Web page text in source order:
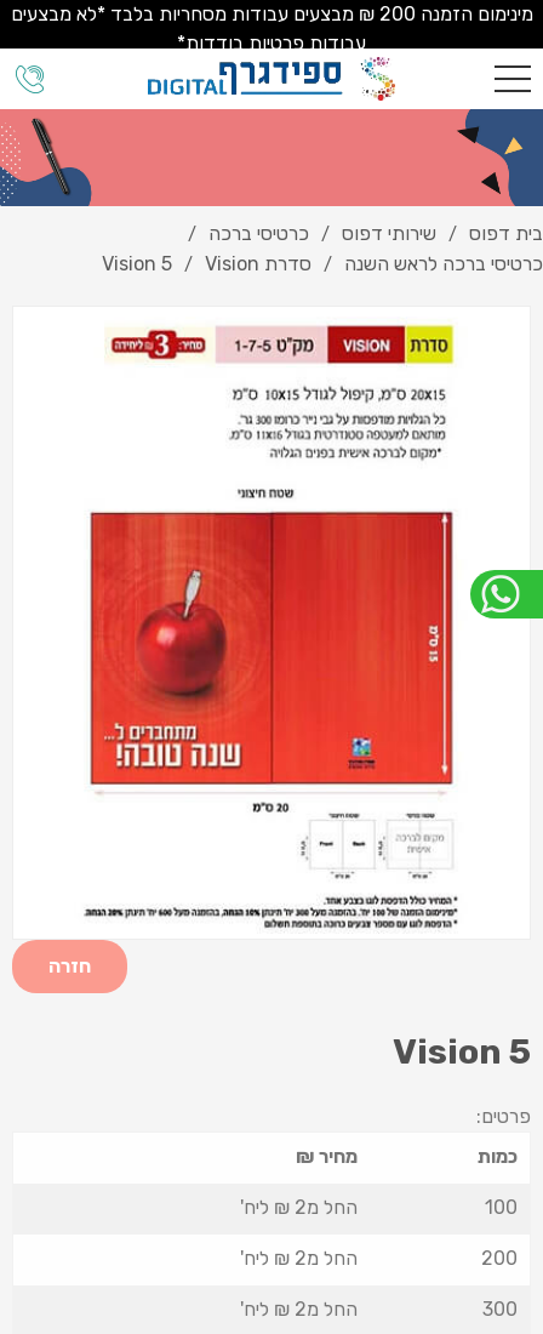
מינימום הזמנה 200 ₪ מבצעים עבודות מסחריות בלבד *לא מבצעים
עבודות פרטיות בודדות*
בית דפוס / שירותי דפוס / כרטיסי ברכה /
כרטיסי ברכה לראש השנה / סדרת Vision /
Vision 5
חזרה
Vision 5
פרטים:
כמות
מחיר ₪
100 החל מ2 ₪ ליח'
200 החל מ2 ₪ ליח'
300 החל מ2 ₪ ליח'